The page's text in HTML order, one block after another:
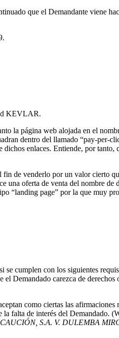
que el Demandante viene
KEVLAR.
la página web alojada en el
dentro del llamado “pay-
enlaces. Entiende, por
de venderlo por un valor cierto
una oferta de venta del nombre
“landing page” por la que muy
cumplen con los siguientes
Demandado carezca de
como ciertas las
la falta de interés del Demandado.
S.A. V. DULEMBA